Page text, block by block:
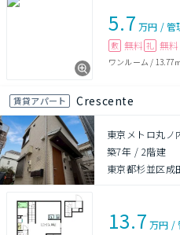
5.7 万円 /管
敷 無料 礼 無料
ワンルーム / 13.77
賃貸アパート Crescente
東京メトロ丸ノ
築7年 / 2階建
東京都杉並区成
13.7 万円 /